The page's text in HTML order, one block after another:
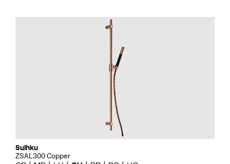
Suihku
ZSAL300 Copper